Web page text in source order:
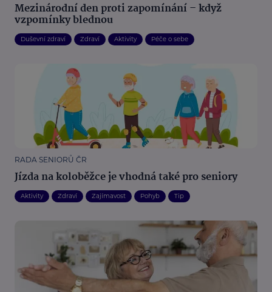
Mezinárodní den proti zapomínání – když
vzpomínky blednou
Duševní zdraví Zdraví Aktivity Péče o sebe
RADA SENIORŮ ČR
Jízda na koloběžce je vhodná také pro seniory
Aktivity Zdraví Zajímavost Pohyb Tip